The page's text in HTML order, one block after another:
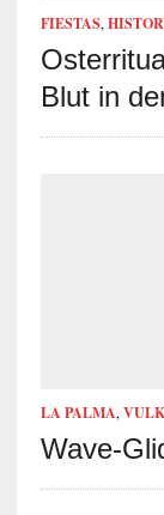
FIESTAS,
Blut in
LA PALMA,
Wave-